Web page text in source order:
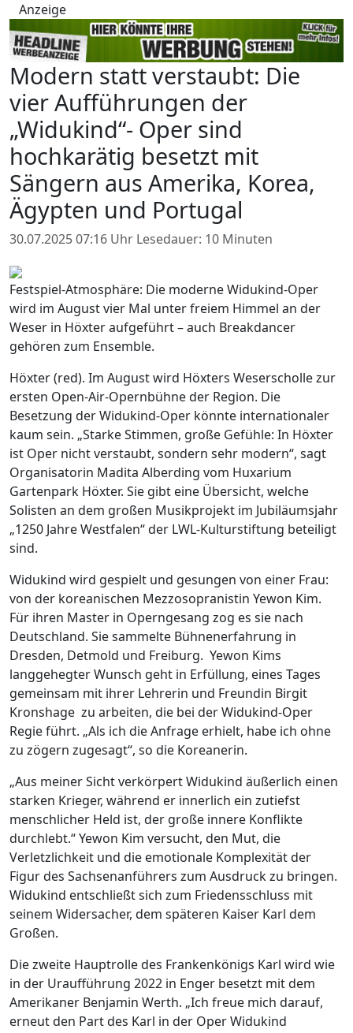
Anzeige
Modern statt verstaubt: Die
vier Aufführungen der
„Widukind“- Oper sind
hochkarätig besetzt mit
Sängern aus Amerika, Korea,
Ägypten und Portugal
30.07.2025 07:16 Uhr Lesedauer: 10 Minuten
Festspiel-Atmosphäre: Die moderne Widukind-Oper
wird im August vier Mal unter freiem Himmel an der
Weser in Höxter aufgeführt – auch Breakdancer
gehören zum Ensemble.
Höxter (red). Im August wird Höxters Weserscholle zur
ersten Open-Air-Opernbühne der Region. Die
Besetzung der Widukind-Oper könnte internationaler
kaum sein. „Starke Stimmen, große Gefühle: In Höxter
ist Oper nicht verstaubt, sondern sehr modern“, sagt
Organisatorin Madita Alberding vom Huxarium
Gartenpark Höxter. Sie gibt eine Übersicht, welche
Solisten an dem großen Musikprojekt im Jubiläumsjahr
„1250 Jahre Westfalen“ der LWL-Kulturstiftung beteiligt
sind.
Widukind wird gespielt und gesungen von einer Frau:
von der koreanischen Mezzosopranistin Yewon Kim.
Für ihren Master in Operngesang zog es sie nach
Deutschland. Sie sammelte Bühnenerfahrung in
Dresden, Detmold und Freiburg. Yewon Kims
langgehegter Wunsch geht in Erfüllung, eines Tages
gemeinsam mit ihrer Lehrerin und Freundin Birgit
Kronshage zu arbeiten, die bei der Widukind-Oper
Regie führt. „Als ich die Anfrage erhielt, habe ich ohne
zu zögern zugesagt“, so die Koreanerin.
„Aus meiner Sicht verkörpert Widukind äußerlich einen
starken Krieger, während er innerlich ein zutiefst
menschlicher Held ist, der große innere Konflikte
durchlebt.“ Yewon Kim versucht, den Mut, die
Verletzlichkeit und die emotionale Komplexität der
Figur des Sachsenanführers zum Ausdruck zu bringen.
Widukind entschließt sich zum Friedensschluss mit
seinem Widersacher, dem späteren Kaiser Karl dem
Großen.
Die zweite Hauptrolle des Frankenkönigs Karl wird wie
in der Uraufführung 2022 in Enger besetzt mit dem
Amerikaner Benjamin Werth. „Ich freue mich darauf,
erneut den Part des Karl in der Oper Widukind